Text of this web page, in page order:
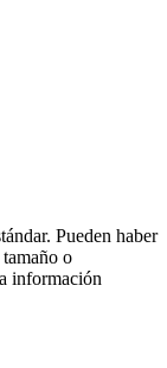
Pueden haber
o
información